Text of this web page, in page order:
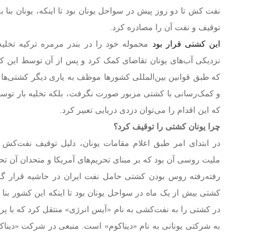
نفت کش تا دو روز پیش در سواحل یونان بود تا اینکه، یونان
توقیف و نفت آن را مصادره کرد.
این کشتی قرار بود محموله خود را در بندر مرمره ترکیه
نزدیکی آب‌های یونان تقاضای کمک کرد و پس از آن توسط این
که طبق قوانین بین‌المللی کشورها موظف به یاری دیگر کشتی‌ها
و کمک‌رسانی با کشتی مزبور صورت نگرفت، بلکه تخلیه بار
که این اقدام را می‌توان دزدی دریایی تعبیر کرد.
چرا یونان کشتی را توقیف کرد؟
در ابتدای امر طبق اعلام مقامات یونان، دلیل توقیف
ملیت روسی آن بود که بر مبنای تحریم‌های آمریکا و متحدان آن
رفته‌رفته روس بودن کشتی حامل نفت ایران در حاشیه قرار
کشتی بیش از یک ماه در سواحل یونان بود تا اینکه این کشور
در کشتی را به نفت‌کشی به نام «آیس انرژی» منتقل کرد که با
به شرکتی یونانی به نام «دیناکوم» است. منبعی در شرکت